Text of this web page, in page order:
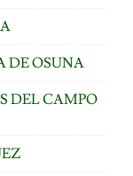
DE OSUNA
DEL CAMPO